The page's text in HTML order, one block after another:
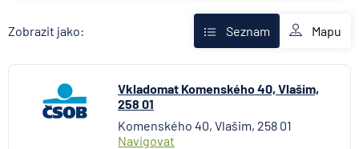
Fio banka
mBank
MONETA Money Bank
Raiffeisenbank
Stavební spořitelna České spořitelny
Zobrazit jako: Seznam Mapu
Vkladomat Komenského 40, Vlašim,
258 01
Komenského 40, Vlašim, 258 01
Navigovat